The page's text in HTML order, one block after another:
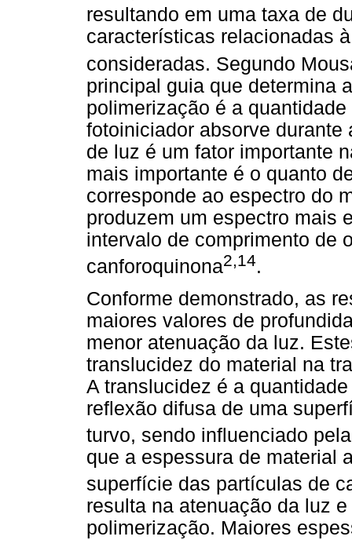
resultando em uma taxa de
características relacionadas
consideradas. Segundo
principal guia que determina
polimerização é a
fotoiniciador absorve
de luz é um fator importante
mais importante é o quanto
corresponde ao espectro do
produzem um espectro mais
intervalo de comprimento de
canforoquinona2,14.
Conforme demonstrado, as
maiores valores de
menor atenuação da luz.
translucidez do material na
A translucidez é a
reflexão difusa de uma
turvo, sendo influenciado
que a espessura de material
superfície das partículas de
resulta na atenuação da luz
polimerização. Maiores